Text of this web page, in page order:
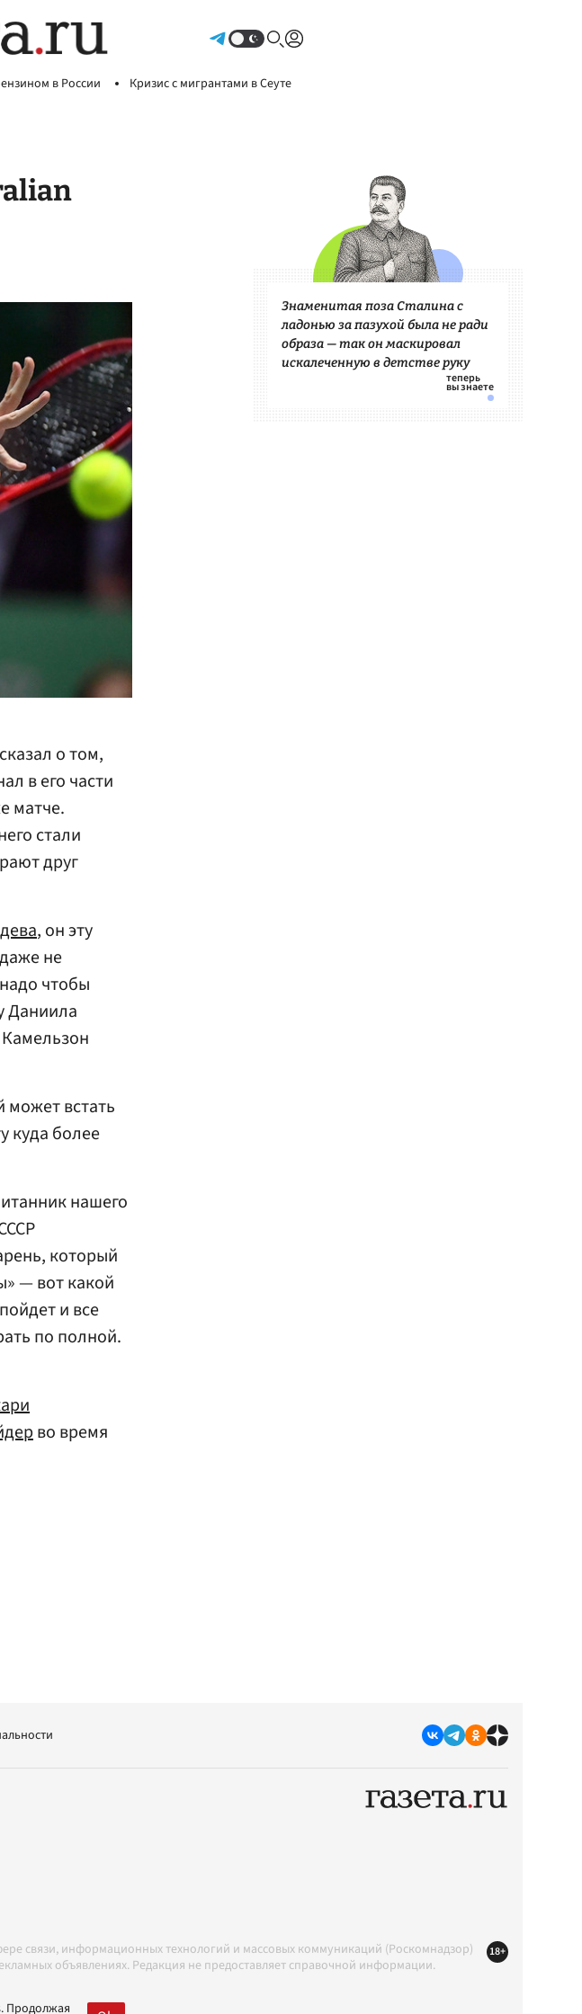
в России Кризис с мигрантами в Сеуте
о том,
в его части
матче.
стали
друг
, он эту
не
чтобы
Даниила
может встать
куда более
нашего
который
— вот какой
и все
по полной.
во время
Знаменитая поза Сталина с
ладонью за пазухой была не ради
образа — так он маскировал
искалеченную в детстве руку
связи, информационных технологий и массовых коммуникаций (Роскомнадзор)
объявлениях. Редакция не предоставляет справочной информации.
18+
Продолжая